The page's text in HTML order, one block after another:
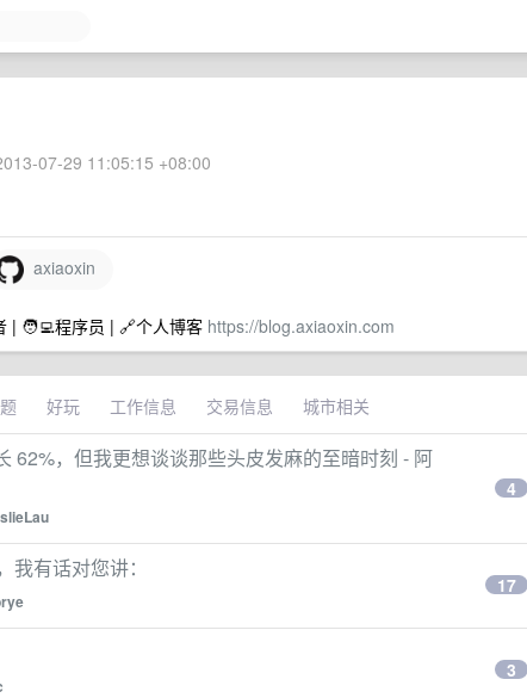
07-29 11:05:15 +08:00
axiaoxin
| 🧑‍💻程序员 | 🔗个人博客 https://blog.axiaoxin.com
好玩 工作信息 交易信息 城市相关
62%，但我更想谈谈那些头皮发麻的至暗时刻 - 阿
4
有话对您讲：
17
3